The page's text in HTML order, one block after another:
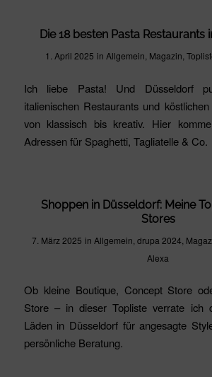
Die 18 besten Pasta Restaurants
1. April 2025 in Allgemein Magazin
Ich liebe Pasta! Und Düsseldorf
italienischen Restaurants und
von klassisch bis kreativ. Hier
Adressen für Spaghetti, Tagliatelle & Co.
Shoppen in Düsseldorf: Meine
Stores
7. März 2025 in Allgemein ,drupa 2024
Alexa
Ob kleine Boutique, Concept Store
Store – in dieser Topliste verrate ich
Läden in Düsseldorf für angesagte
persönliche Beratung.